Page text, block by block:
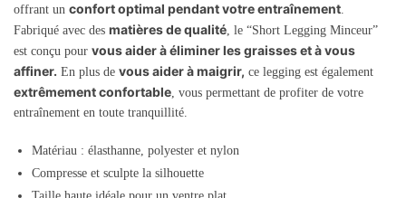
offrant un confort optimal pendant votre entraînement.
Fabriqué avec des matières de qualité, le “Short Legging Minceur”
est conçu pour vous aider à éliminer les graisses et à vous
affiner. En plus de vous aider à maigrir, ce legging est également
extrêmement confortable, vous permettant de profiter de votre
entraînement en toute tranquillité.
Matériau : élasthanne, polyester et nylon
Compresse et sculpte la silhouette